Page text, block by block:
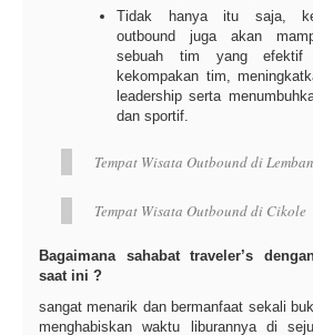
Tidak hanya itu saja,
outbound juga akan
sebuah tim yang efektif
kekompakan tim,
leadership serta
dan sportif.
Tempat Wisata Outbound di
Tempat Wisata Outbound di Cikole
Bagaimana sahabat traveler’s
saat ini ?
sangat menarik dan bermanfaat sekali
menghabiskan waktu liburannya di